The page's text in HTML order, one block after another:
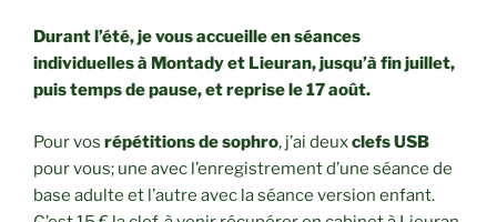
Durant l’été, je vous accueille en séances
individuelles à Montady et Lieuran, jusqu’à fin juillet,
puis temps de pause, et reprise le 17 août.
Pour vos répétitions de sophro, j’ai deuxclefs USB
pour vous; une avec l’enregistrement d’une séance de
base adulte et l’autre avec la séance version enfant.